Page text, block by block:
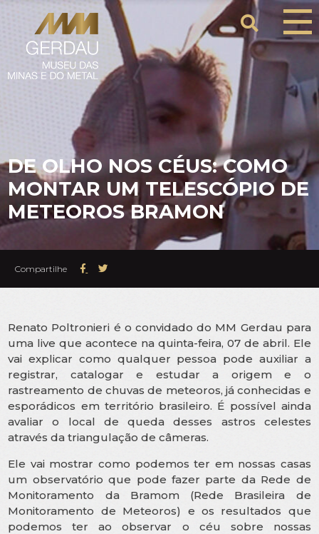
DE OLHO NOS CÉUS: COMO
MONTAR UM TELESCÓPIO DE
METEOROS BRAMON
Compartilhe
Renato Poltronieri é o convidado do MM Gerdau para
uma live que acontece na quinta-feira, 07 de abril. Ele
vai explicar como qualquer pessoa pode auxiliar a
registrar, catalogar e estudar a origem e o
rastreamento de chuvas de meteoros, já conhecidas e
esporádicos em território brasileiro. É possível ainda
avaliar o local de queda desses astros celestes
através da triangulação de câmeras.
Ele vai mostrar como podemos ter em nossas casas
um observatório que pode fazer parte da Rede de
Monitoramento da Bramom (Rede Brasileira de
Monitoramento de Meteoros) e os resultados que
podemos ter ao observar o céu sobre nossas